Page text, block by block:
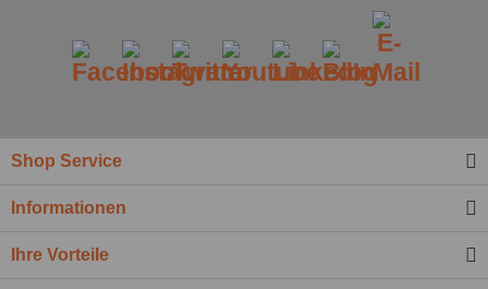
Shop Service
Informationen
Ihre Vorteile